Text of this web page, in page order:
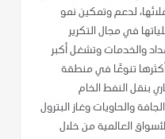
لدعم وتمكين نمو
في مجال التكرير
والخدمات وتشغل أكبر
تنوعًا في منطقة
بنقل النفط الخام
والحاويات وغاز البترول
العالمية من خلال